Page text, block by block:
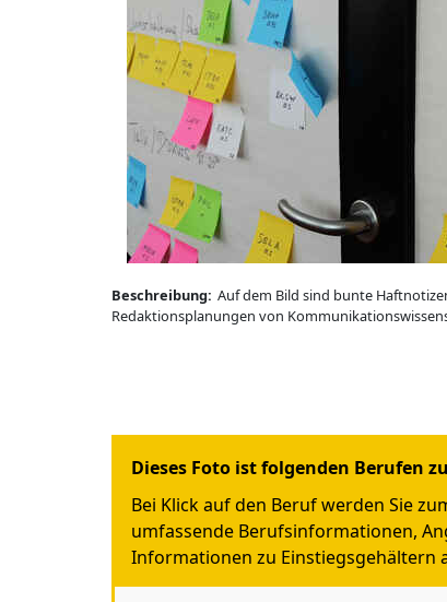
Beschreibung: Auf dem Bild sind bunte
Redaktionsplanungen von
Dieses Foto ist folgenden Berufen
Bei Klick auf den Beruf werden Sie
umfassende Berufsinformationen,
Informationen zu Einstiegsgehältern